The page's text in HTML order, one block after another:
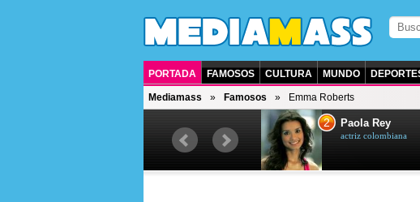
PORTADA FAMOSOS CULTURA MUNDO
Mediamass Famosos Emma Roberts
actor y presentador de televisión
2 Paola Rey
actriz colombiana